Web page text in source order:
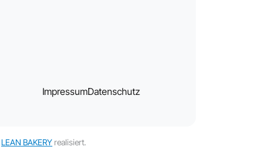
ImpressumDatenschutz
LEAN BAKERYrealisiert.